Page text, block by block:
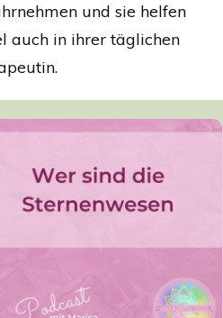
und sie helfen
auch in ihrer täglichen